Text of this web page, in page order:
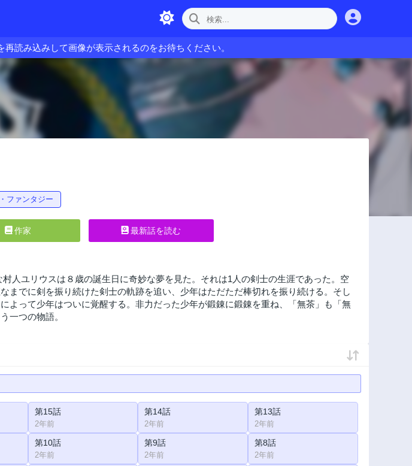
読み込みして画像が表示されるのをお待ちください。
ファンタジー
作家 最新話を読む
人ユリウスは８歳の誕生日に奇妙な夢を見た。それは1人の剣士の生涯であった。空
までに剣を振り続けた剣士の軌跡を追い、少年はただただ棒切れを振り続ける。そし
って少年はついに覚醒する。非力だった少年が鍛錬に鍛錬を重ね、「無茶」も「無
一つの物語。
第15話
2年前
第14話
2年前
第13話
2年前
第10話
2年前
第9話
2年前
第8話
2年前